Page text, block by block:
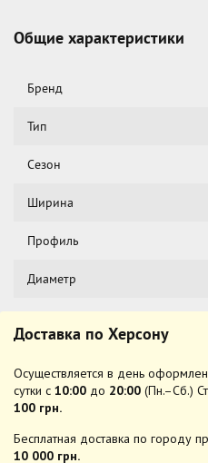
Общие характеристики
Бренд
Тип
Сезон
Ширина
Профиль
Диаметр
Доставка по Херсону
Осуществляется в день
сутки с 10:00 до 20:00 (Пн.–Сб.)
100 грн.
Бесплатная доставка по городу
10 000 грн.